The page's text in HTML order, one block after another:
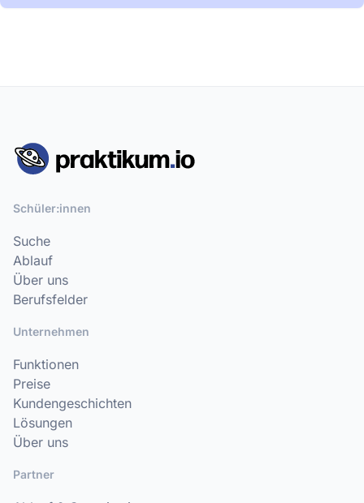
Schüler:innen
Suche
Ablauf
Über uns
Berufsfelder
Unternehmen
Funktionen
Preise
Kundengeschichten
Lösungen
Über uns
Partner